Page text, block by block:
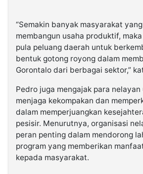
“Semakin banyak masyarakat
membangun usaha produktif,
pula peluang daerah untuk
bentuk gotong royong dalam
Gorontalo dari berbagai sektor,”
Pedro juga mengajak para
menjaga kekompakan dan
dalam memperjuangkan
pesisir. Menurutnya, organisasi
peran penting dalam mendorong
program yang memberikan
kepada masyarakat.